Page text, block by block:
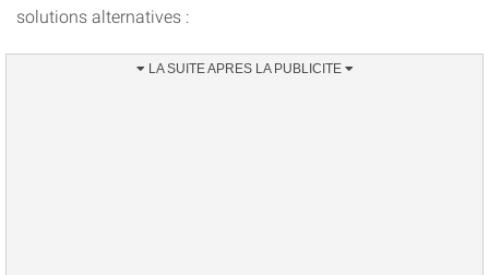
solutions alternatives :